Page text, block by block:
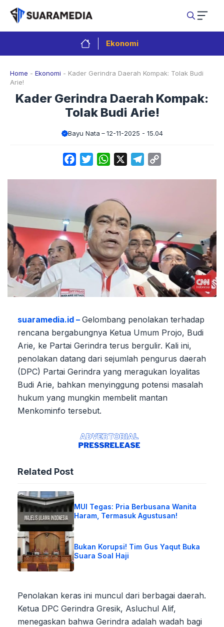
Langsung
isi
Ekonomi
Home - Ekonomi - Kader Gerindra Daerah Kompak: Tolak Budi
Arie!
Kader Gerindra Daerah Kompak:
Tolak Budi Arie!
Bayu Nata 12-11-2025 - 15.04
FacebookTwitterWhatsApp Telegram
suaramedia.id – Gelombang penolakan terhadap
rencana bergabungnya Ketua Umum Projo, Budi
Arie, ke Partai Gerindra terus bergulir. Kali ini,
penolakan datang dari sejumlah pengurus daerah
(DPC) Partai Gerindra yang meragukan loyalitas
Budi Arie, bahkan menyinggung potensi masalah
hukum yang mungkin membelit mantan
Menkominfo tersebut.
Related Post
MUI Tegas: Pria Berbusana Wanita
Haram, Termasuk Agustusan!
Bukan Korupsi! Tim Gus Yaqut Buka
Suara Soal Haji
Penolakan keras ini muncul dari berbagai daerah.
Ketua DPC Gerindra Gresik, Asluchul Alif,
menegaskan bahwa Gerindra adalah wadah bagi